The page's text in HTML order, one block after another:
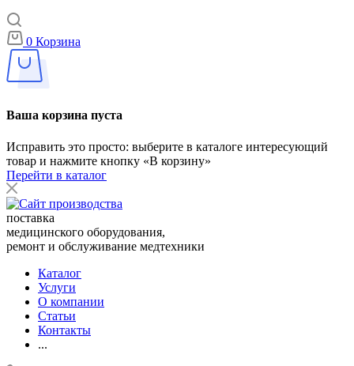
0 Корзина
Ваша корзина пуста
Исправить это просто: выберите в каталоге интересующий
товар и нажмите кнопку «В корзину»
Перейти в каталог
поставка
медицинского оборудования,
ремонт и обслуживание медтехники
Каталог
Услуги
О компании
Статьи
Контакты
...